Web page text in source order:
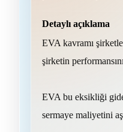
Detaylı açıklama
EVA kavramı
şirketin
EVA bu eksikliği
sermaye maliyetini